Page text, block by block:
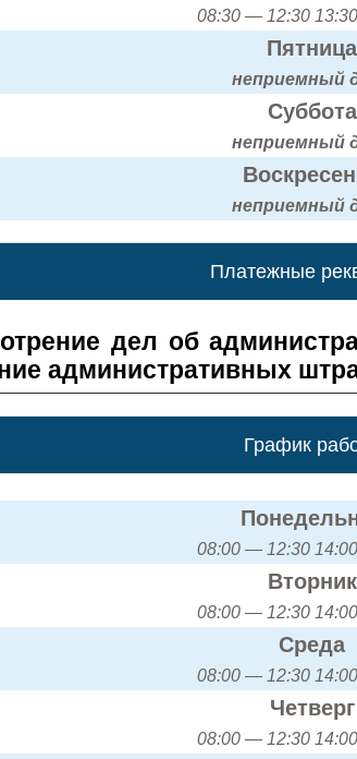
08:30 — 12:30
Пятница
неприемный
Суббота
неприемный
неприемный
Платежные
дел об
административных
График
08:00 — 12:30
Вторник
08:00 — 12:30
Среда
08:00 — 12:30
Четверг
08:00 — 12:30